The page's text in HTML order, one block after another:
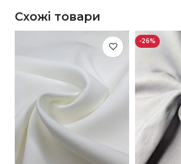
Схожі товари
-26%